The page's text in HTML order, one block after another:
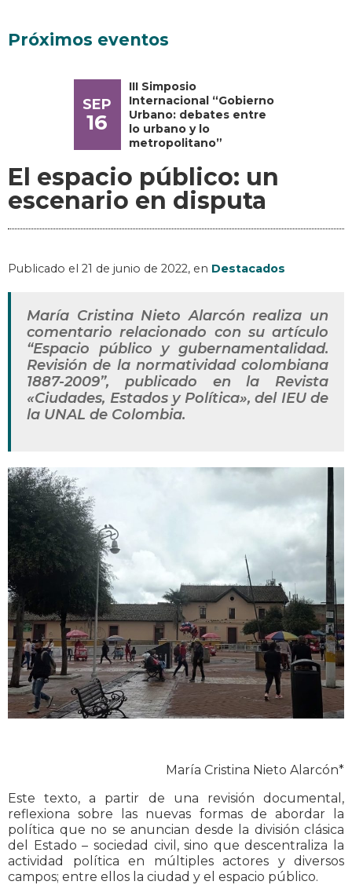
Próximos eventos
SEP
16
III Simposio
Internacional “Gobierno
Urbano: debates entre
lo urbano y lo
metropolitano”
El espacio público: un
escenario en disputa
Publicado el 21 de junio de 2022, en Destacados
María Cristina Nieto Alarcón realiza un
comentario relacionado con su artículo
“Espacio público y gubernamentalidad.
Revisión de la normatividad colombiana
1887-2009”, publicado en la Revista
«Ciudades, Estados y Política», del IEU de
la UNAL de Colombia.
María Cristina Nieto Alarcón*
Este texto, a partir de una revisión documental,
reflexiona sobre las nuevas formas de abordar la
política que no se anuncian desde la división clásica
del Estado – sociedad civil, sino que descentraliza la
actividad política en múltiples actores y diversos
campos; entre ellos la ciudad y el espacio público.